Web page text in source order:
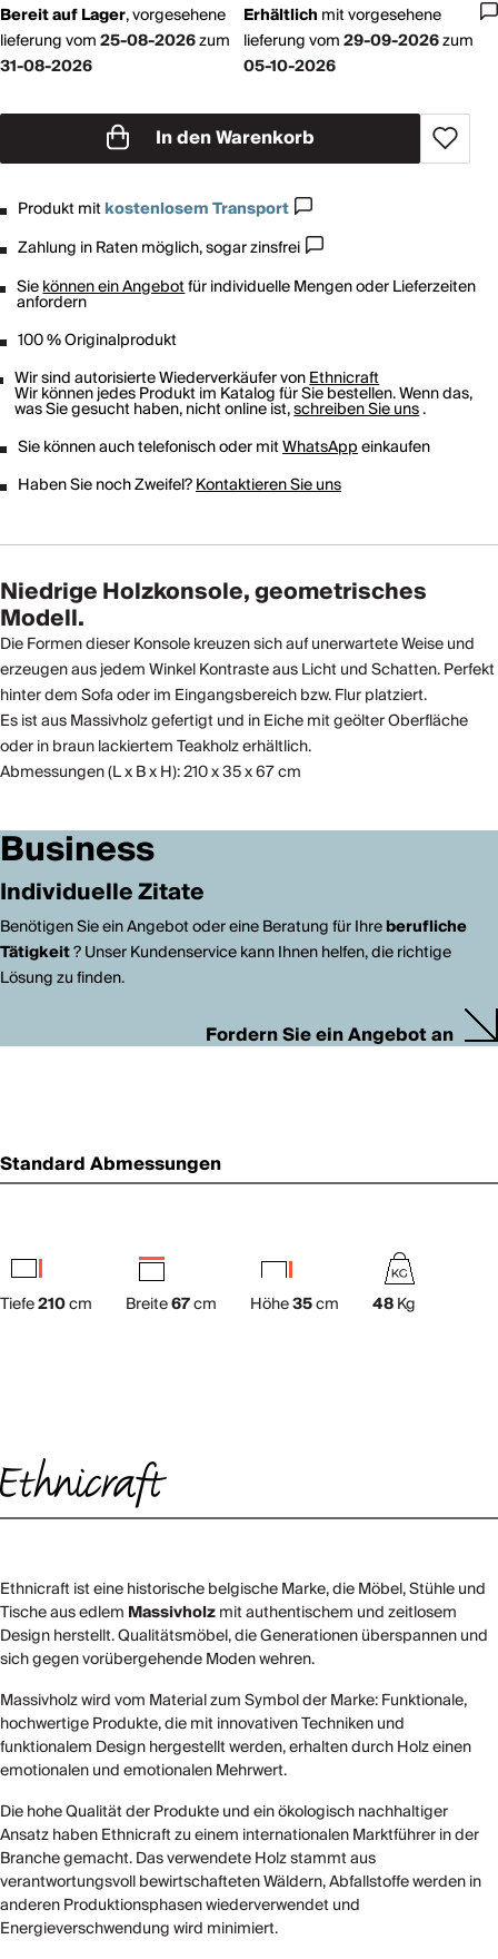
Bereit auf Lager,vorgesehene
lieferung vom25-08-2026zum
31-08-2026
Erhältlich mitvorgesehene
lieferung vom29-09-2026zum
05-10-2026
In den Warenkorb
Produkt mitkostenlosem Transport
Zahlung in Raten möglich, sogar zinsfrei
Siekönnen ein Angebotfür individuelle Mengen oder Lieferzeiten
anfordern
100 % Originalprodukt
Wir sind autorisierte Wiederverkäufer vonEthnicraft
Wir können jedes Produkt im Katalog für Sie bestellen. Wenn das,
was Sie gesucht haben, nicht online ist,schreiben Sie uns.
Sie können auch telefonisch oder mitWhatsAppeinkaufen
Haben Sie noch Zweifel?Kontaktieren Sie uns
Niedrige Holzkonsole, geometrisches
Modell.
Die Formen dieser Konsole kreuzen sich auf unerwartete Weise und
erzeugen aus jedem Winkel Kontraste aus Licht und Schatten. Perfekt
hinter dem Sofa oder im Eingangsbereich bzw. Flur platziert.
Es ist aus Massivholz gefertigt und in Eiche mit geölter Oberfläche
oder in braun lackiertem Teakholz erhältlich.
Abmessungen (L x B x H): 210 x 35 x 67 cm
Business
Individuelle Zitate
Benötigen Sie ein Angebot oder eine Beratung für Ihreberufliche
Tätigkeit? Unser Kundenservice kann Ihnen helfen, die richtige
Lösung zu finden.
Fordern Sie ein Angebot an
Standard Abmessungen
Tiefe210cm Breite67cm Höhe35cm 48Kg
Ethnicraft ist eine historische belgische Marke, die Möbel, Stühle und
Tische aus edlem Massivholzmit authentischem und zeitlosem
Design herstellt. Qualitätsmöbel, die Generationen überspannen und
sich gegen vorübergehende Moden wehren.
Massivholz wird vom Material zum Symbol der Marke: Funktionale,
hochwertige Produkte, die mit innovativen Techniken und
funktionalem Design hergestellt werden, erhalten durch Holz einen
emotionalen und emotionalen Mehrwert.
Die hohe Qualität der Produkte und ein ökologisch nachhaltiger
Ansatz haben Ethnicraft zu einem internationalen Marktführer in der
Branche gemacht. Das verwendete Holz stammt aus
verantwortungsvoll bewirtschafteten Wäldern, Abfallstoffe werden in
anderen Produktionsphasen wiederverwendet und
Energieverschwendung wird minimiert.